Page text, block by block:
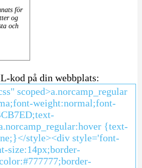
kod på din webbplats: